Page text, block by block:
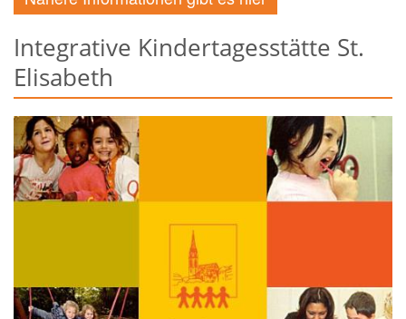
Integrative Kindertagesstätte St.
Elisabeth